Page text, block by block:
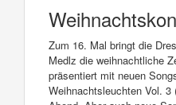
Zum 16. Mal bringt die
Medlz die weihnachtliche
präsentiert mit neuen
Weihnachtsleuchten Vol. 3